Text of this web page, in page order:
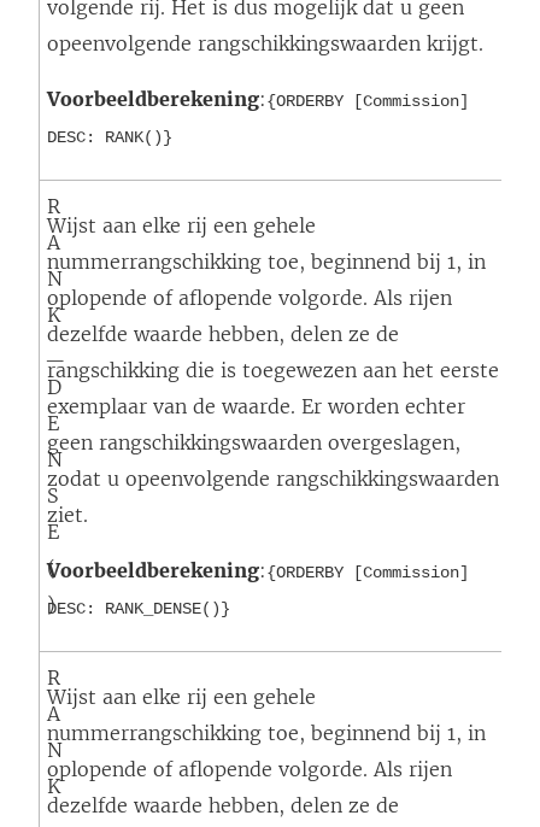
volgende rij. Het is dus mogelijk dat u geen
opeenvolgende rangschikkingswaarden krijgt.
Voorbeeldberekening:{ORDERBY [Commission]
DESC: RANK()}
R
A
N
K
D
E
N
S
E
(
)
Wijst aan elke rij een gehele
nummerrangschikking toe, beginnend bij 1, in
oplopende of aflopende volgorde. Als rijen
dezelfde waarde hebben, delen ze de
rangschikking die is toegewezen aan het eerste
exemplaar van de waarde. Er worden echter
geen rangschikkingswaarden overgeslagen,
zodat u opeenvolgende rangschikkingswaarden
ziet.
Voorbeeldberekening:{ORDERBY [Commission]
DESC: RANK_DENSE()}
R
A
N
K
Wijst aan elke rij een gehele
nummerrangschikking toe, beginnend bij 1, in
oplopende of aflopende volgorde. Als rijen
dezelfde waarde hebben, delen ze de